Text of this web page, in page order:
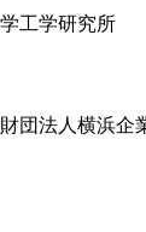
工学研究所
団法人横浜企